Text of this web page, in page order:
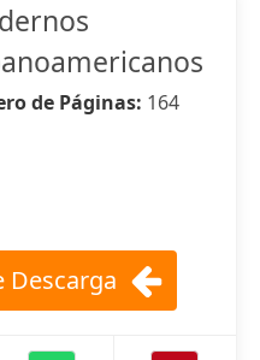
de Páginas: 164
Descarga